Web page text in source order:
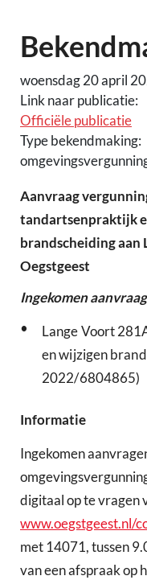
woensdag 20 april
Link naar publicatie:
Officiële publicatie
Type bekendmaking:
Aanvraag
tandartsenpraktijk
brandscheiding aan
Oegstgeest
Ingekomen
•
Lange Voort
en wijzigen
2022/6804865)
Informatie
Ingekomen
digitaal op te vragen
www.oegstgeest.nl/
met 14071, tussen
van een afspraak op